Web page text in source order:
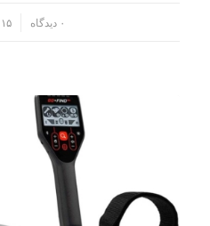
۰ دیدگاه ۱۵ آبان ۱۴۰۱